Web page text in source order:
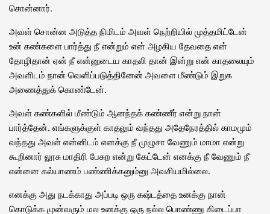
சொன்னார்.
அவள் சொன்ன அடுத்த நிமிடம் அவள் நெற்றியில் முத்தமிட்டேன்
உன் கண்களை பார்த்து நீ என்றும் என் அழகிய தேவதை என்
தோழிதான் ஏன் நீ என்னுடைய காதலி தான் இன்று என் காதலையும்
அவளிடம் நான் வெளிப்படுத்தினேன் அவளை மீண்டும் இறுக
அணைத்துக் கொண்டேன்.
அவள் கண்களில் மீண்டும் ஆனந்தக் கண்ணீர் என்று நான்
பார்த்தேன். எங்களுக்குள் காதலும் வந்தது அதேநேரத்தில் காமமும்
வந்தது அவள் என்னிடம் எனக்கு நீ முழுசா வேணும் மாமா என்று
கூறினார் லூசு மாதிரி பேசுற என்று கேட்டேன் எனக்கு நீ வேணும் நீ
என்னை கல்யாணம் பண்ணிக்கனும்னு அவசியமில்லை.
எனக்கு அது நடக்காது அப்படி ஒரு கஷ்டத்தை உனக்கு நான்
கொடுக்க முன்வரும் மல உனக்கு ஒரு நல்ல பொண்ணு கிடைப்பா